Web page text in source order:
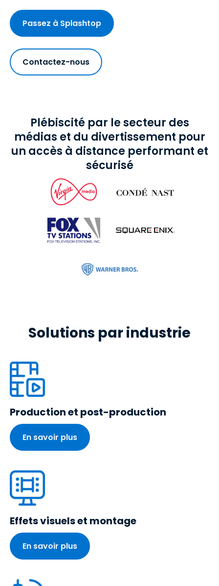
Passez à Splashtop
Contactez-nous
Plébiscité par le secteur des
médias et du divertissement pour
un accès à distance performant et
sécurisé
Solutions par industrie
Production et post-production
En savoir plus
Effets visuels et montage
En savoir plus